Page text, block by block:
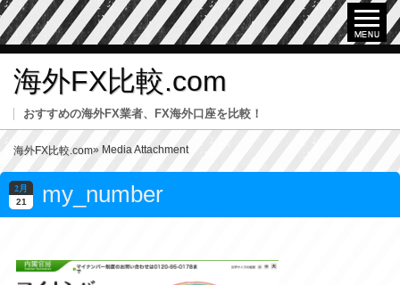
海外FX比較.com
おすすめの海外FX業者、FX海外口座を比較！
海外FX比較.com» Media Attachment
2月
21 my_number